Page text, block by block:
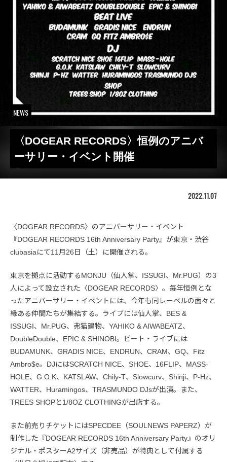
NEWS
〈DOGEAR RECORDS〉恒例のアニバ
ーサリー・イベント開催
2022.11.07
〈DOGEAR RECORDS〉のアニバーサリー・イベント
『DOGEAR RECORDS 16th Anniversary Party』が東京・渋谷
clubasiaにて11月26日（土）に開催される。
東京を拠点に活動するMONJU（仙人掌、ISSUGI、Mr.PUG）の3
人によって設立された〈DOGEAR RECORDS〉。毎年恒例とな
ったアニバーサリー・イベントには、今年も同レーベルの面々と
縁ある仲間たちが集結する。ライブには仙人掌、BES &
ISSUGI、Mr.PUG、弗猫建物、YAHIKO & AIWABEATZ、
DoubleDouble、EPIC & SHINOBI。ビート・ライブには
BUDAMUNK、GRADIS NICE、ENDRUN、CRAM、GQ、Fitz
Ambro$e。DJにはSCRATCH NICE、SHOE、16FLIP、MASS-
HOLE、G.O.K、KATSLAW、Chily-T、Slowcurv、Shinji、P-Hz、
WATTER、Huramingos、TRASMUNDO DJsが出演。また、
TREES SHOPと1/8OZ CLOTHINGが出店する。
また前売りチケットにはSPECDEE（SOULNEWS PAPERZ）が
制作した『DOGEAR RECORDS 16th Anniversary Party』のオリ
ジナル・ポスターA2サイズ（非売品）が特典として付属する